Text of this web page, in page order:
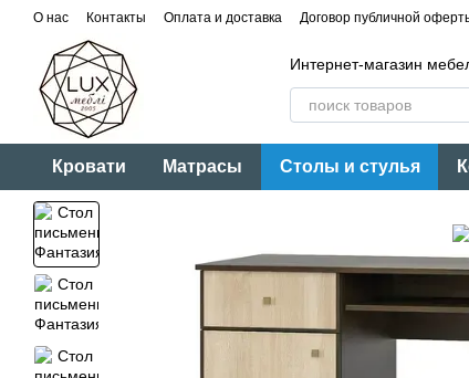
Перейти к основному контенту
О нас Контакты Оплата и доставка Договор публичной
Интернет-магазин
Кровати Матрасы Столы и стулья